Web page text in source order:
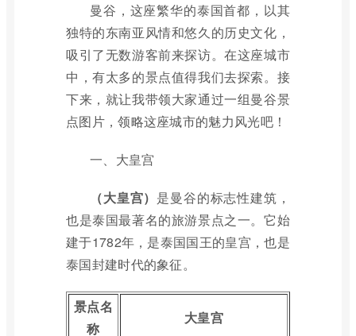
曼谷，这座繁华的泰国首都，以其
独特的东南亚风情和悠久的历史文化，
吸引了无数游客前来探访。在这座城市
中，有太多的景点值得我们去探索。接
下来，就让我带领大家通过一组曼谷景
点图片，领略这座城市的魅力风光吧！
一、大皇宫
（大皇宫） 是曼谷的标志性建筑，
也是泰国最著名的旅游景点之一。它始
建于1782年，是泰国国王的皇宫，也是
泰国封建时代的象征。
景点名
称
大皇宫